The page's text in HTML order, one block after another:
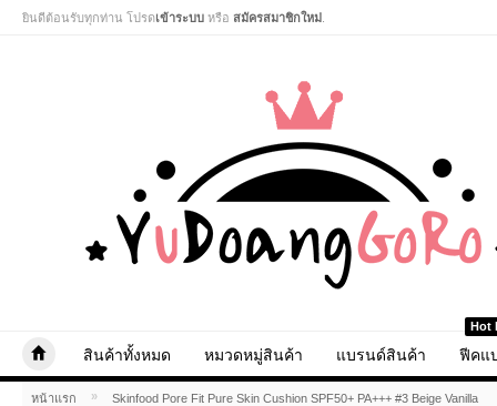
ยินดีต้อนรับทุกท่าน โปรดเข้าระบบ หรือ สมัครสมาชิกใหม่
สินค้าทั้งหมด หมวดหมู่สินค้า แบรนด์สินค้า
Hot
ฟีคแ
หน้าแรก » Skinfood Pore Fit Pure Skin Cushion SPF50+ PA+++ #3 Beige Vanilla